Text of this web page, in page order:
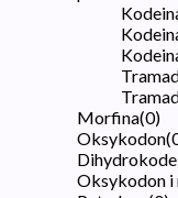
Morfina(0)
Oksykodon(
Oksykodon i